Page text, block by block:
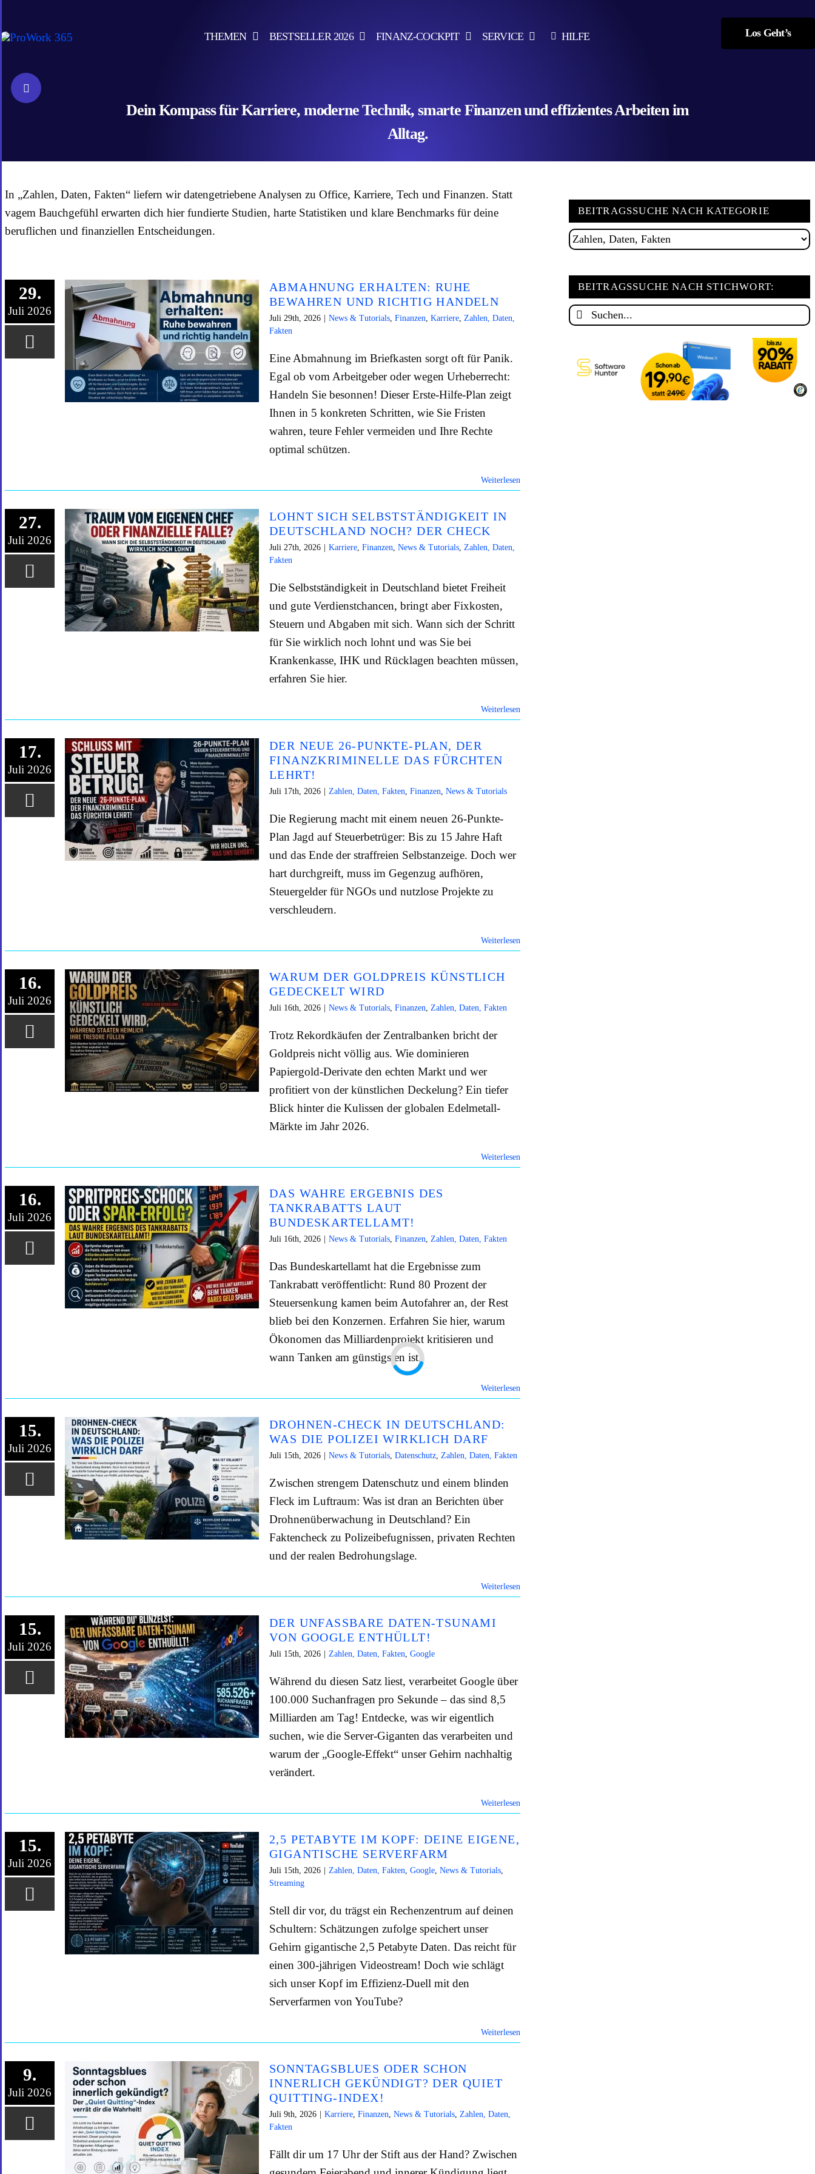
content
THEMEN BESTSELLER 2026 FINANZ-COCKPIT SERVICE HILFE Los Geht’s
Dein Kompass für Karriere, moderne Technik, smarte Finanzen und effizientes Arbeiten im
Alltag.
In „Zahlen, Daten, Fakten“ liefern wir datengetriebene Analysen zu Office, Karriere, Tech und Finanzen. Statt
vagem Bauchgefühl erwarten dich hier fundierte Studien, harte Statistiken und klare Benchmarks für deine
beruflichen und finanziellen Entscheidungen.
29.
Juli 2026
ABMAHNUNG ERHALTEN: RUHE
BEWAHREN UND RICHTIG HANDELN
Juli 29th, 2026 News & Tutorials, Finanzen, Karriere, Zahlen, Daten,
Fakten
Eine Abmahnung im Briefkasten sorgt oft für Panik.
Egal ob vom Arbeitgeber oder wegen Urheberrecht:
Handeln Sie besonnen! Dieser Erste-Hilfe-Plan zeigt
Ihnen in 5 konkreten Schritten, wie Sie Fristen
wahren, teure Fehler vermeiden und Ihre Rechte
optimal schützen.
Weiterlesen
27.
Juli 2026
LOHNT SICH SELBSTSTÄNDIGKEIT IN
DEUTSCHLAND NOCH? DER CHECK
Juli 27th, 2026 Karriere, Finanzen, News & Tutorials, Zahlen, Daten,
Fakten
Die Selbstständigkeit in Deutschland bietet Freiheit
und gute Verdienstchancen, bringt aber Fixkosten,
Steuern und Abgaben mit sich. Wann sich der Schritt
für Sie wirklich noch lohnt und was Sie bei
Krankenkasse, IHK und Rücklagen beachten müssen,
erfahren Sie hier.
Weiterlesen
17.
Juli 2026
DER NEUE 26-PUNKTE-PLAN, DER
FINANZKRIMINELLE DAS FÜRCHTEN
LEHRT!
Juli 17th, 2026 Zahlen, Daten, Fakten, Finanzen, News & Tutorials
Die Regierung macht mit einem neuen 26-Punkte-
Plan Jagd auf Steuerbetrüger: Bis zu 15 Jahre Haft
und das Ende der straffreien Selbstanzeige. Doch wer
hart durchgreift, muss im Gegenzug aufhören,
Steuergelder für NGOs und nutzlose Projekte zu
verschleudern.
Weiterlesen
16.
Juli 2026
WARUM DER GOLDPREIS KÜNSTLICH
GEDECKELT WIRD
Juli 16th, 2026 News & Tutorials, Finanzen, Zahlen, Daten, Fakten
Trotz Rekordkäufen der Zentralbanken bricht der
Goldpreis nicht völlig aus. Wie dominieren
Papiergold-Derivate den echten Markt und wer
profitiert von der künstlichen Deckelung? Ein tiefer
Blick hinter die Kulissen der globalen Edelmetall-
Märkte im Jahr 2026.
Weiterlesen
16.
Juli 2026
DAS WAHRE ERGEBNIS DES
TANKRABATTS LAUT
BUNDESKARTELLAMT!
Juli 16th, 2026 News & Tutorials, Finanzen, Zahlen, Daten, Fakten
Das Bundeskartellamt hat die Ergebnisse zum
Tankrabatt veröffentlicht: Rund 80 Prozent der
Steuersenkung kamen beim Autofahrer an, der Rest
blieb bei den Konzernen. Erfahren Sie hier, warum
Ökonomen das Milliardenprojekt kritisieren und
wann Tanken am günstigsten ist.
Weiterlesen
15.
Juli 2026
DROHNEN-CHECK IN DEUTSCHLAND:
WAS DIE POLIZEI WIRKLICH DARF
Juli 15th, 2026 News & Tutorials, Datenschutz, Zahlen, Daten, Fakten
Zwischen strengem Datenschutz und einem blinden
Fleck im Luftraum: Was ist dran an Berichten über
Drohnenüberwachung in Deutschland? Ein
Faktencheck zu Polizeibefugnissen, privaten Rechten
und der realen Bedrohungslage.
Weiterlesen
15.
Juli 2026
DER UNFASSBARE DATEN-TSUNAMI
VON GOOGLE ENTHÜLLT!
Juli 15th, 2026 Zahlen, Daten, Fakten, Google
Während du diesen Satz liest, verarbeitet Google über
100.000 Suchanfragen pro Sekunde – das sind 8,5
Milliarden am Tag! Entdecke, was wir eigentlich
suchen, wie die Server-Giganten das verarbeiten und
warum der „Google-Effekt“ unser Gehirn nachhaltig
verändert.
Weiterlesen
15.
Juli 2026
2,5 PETABYTE IM KOPF: DEINE EIGENE,
GIGANTISCHE SERVERFARM
Juli 15th, 2026 Zahlen, Daten, Fakten, Google, News & Tutorials,
Streaming
Stell dir vor, du trägst ein Rechenzentrum auf deinen
Schultern: Schätzungen zufolge speichert unser
Gehirn gigantische 2,5 Petabyte Daten. Das reicht für
einen 300-jährigen Videostream! Doch wie schlägt
sich unser Kopf im Effizienz-Duell mit den
Serverfarmen von YouTube?
Weiterlesen
9.
Juli 2026
SONNTAGSBLUES ODER SCHON
INNERLICH GEKÜNDIGT? DER QUIET
QUITTING-INDEX!
Juli 9th, 2026 Karriere, Finanzen, News & Tutorials, Zahlen, Daten,
Fakten
Fällt dir um 17 Uhr der Stift aus der Hand? Zwischen
BEITRAGSSUCHE NACH KATEGORIE
Beitragssuche
Kategorie
BEITRAGSSUCHE NACH STICHWORT:
Suche
Toggle
Sliding